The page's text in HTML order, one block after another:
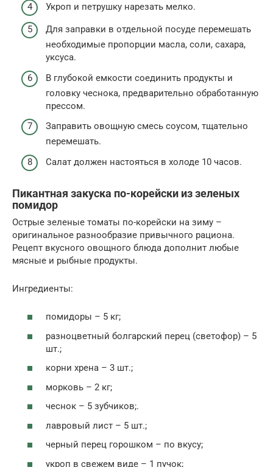
Укроп и петрушку нарезать мелко.
Для заправки в отдельной посуде перемешать
необходимые пропорции масла, соли, сахара,
уксуса.
В глубокой емкости соединить продукты и
головку чеснока, предварительно обработанную
прессом.
Заправить овощную смесь соусом, тщательно
перемешать.
Салат должен настояться в холоде 10 часов.
Пикантная закуска по-корейски из зеленых
помидор
Острые зеленые томаты по-корейски на зиму –
оригинальное разнообразие привычного рациона.
Рецепт вкусного овощного блюда дополнит любые
мясные и рыбные продукты.
Ингредиенты:
помидоры – 5 кг;
разноцветный болгарский перец (светофор) – 5
шт.;
корни хрена – 3 шт.;
морковь – 2 кг;
чеснок – 5 зубчиков;.
лавровый лист – 5 шт.;
черный перец горошком – по вкусу;
укроп в свежем виде – 1 пучок;